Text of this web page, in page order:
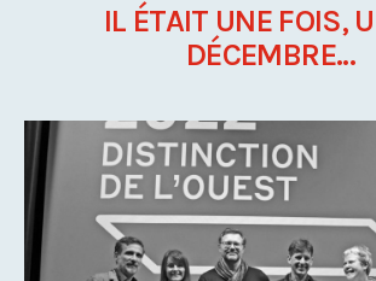
IL ÉTAIT UNE FOIS,
DÉCEMBRE...